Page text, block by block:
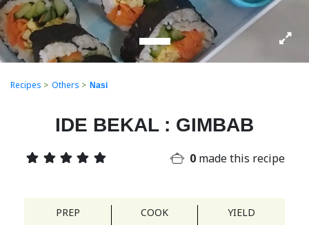
Recipes > Others > Nasi
IDE BEKAL : GIMBAB
0 made this recipe
PREP COOK YIELD